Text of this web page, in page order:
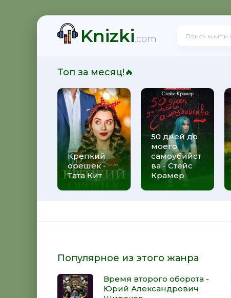
Knizki.com
Топ за месяц!🔥
Крепкий
орешек -
Тата Кит
50 дней до
моего
самоубийст
ва - Стейс
Крамер
Популярное из этого жанра
Время второго оборота -
Юрий Александрович
Юрий Александрович Широков
Осадчук
долг - Яков Аркадьевич Гордин